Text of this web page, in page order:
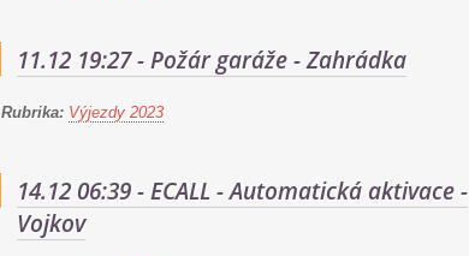
11.12 19:27 - Požár garáže - Zahrádka
Rubrika: Výjezdy 2023
14.12 06:39 - ECALL - Automatická aktivace -
Vojkov